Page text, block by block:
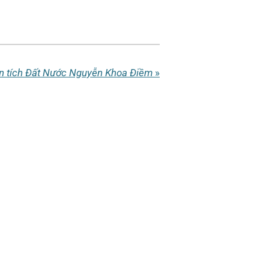
tích Đất Nước Nguyễn Khoa Điềm »